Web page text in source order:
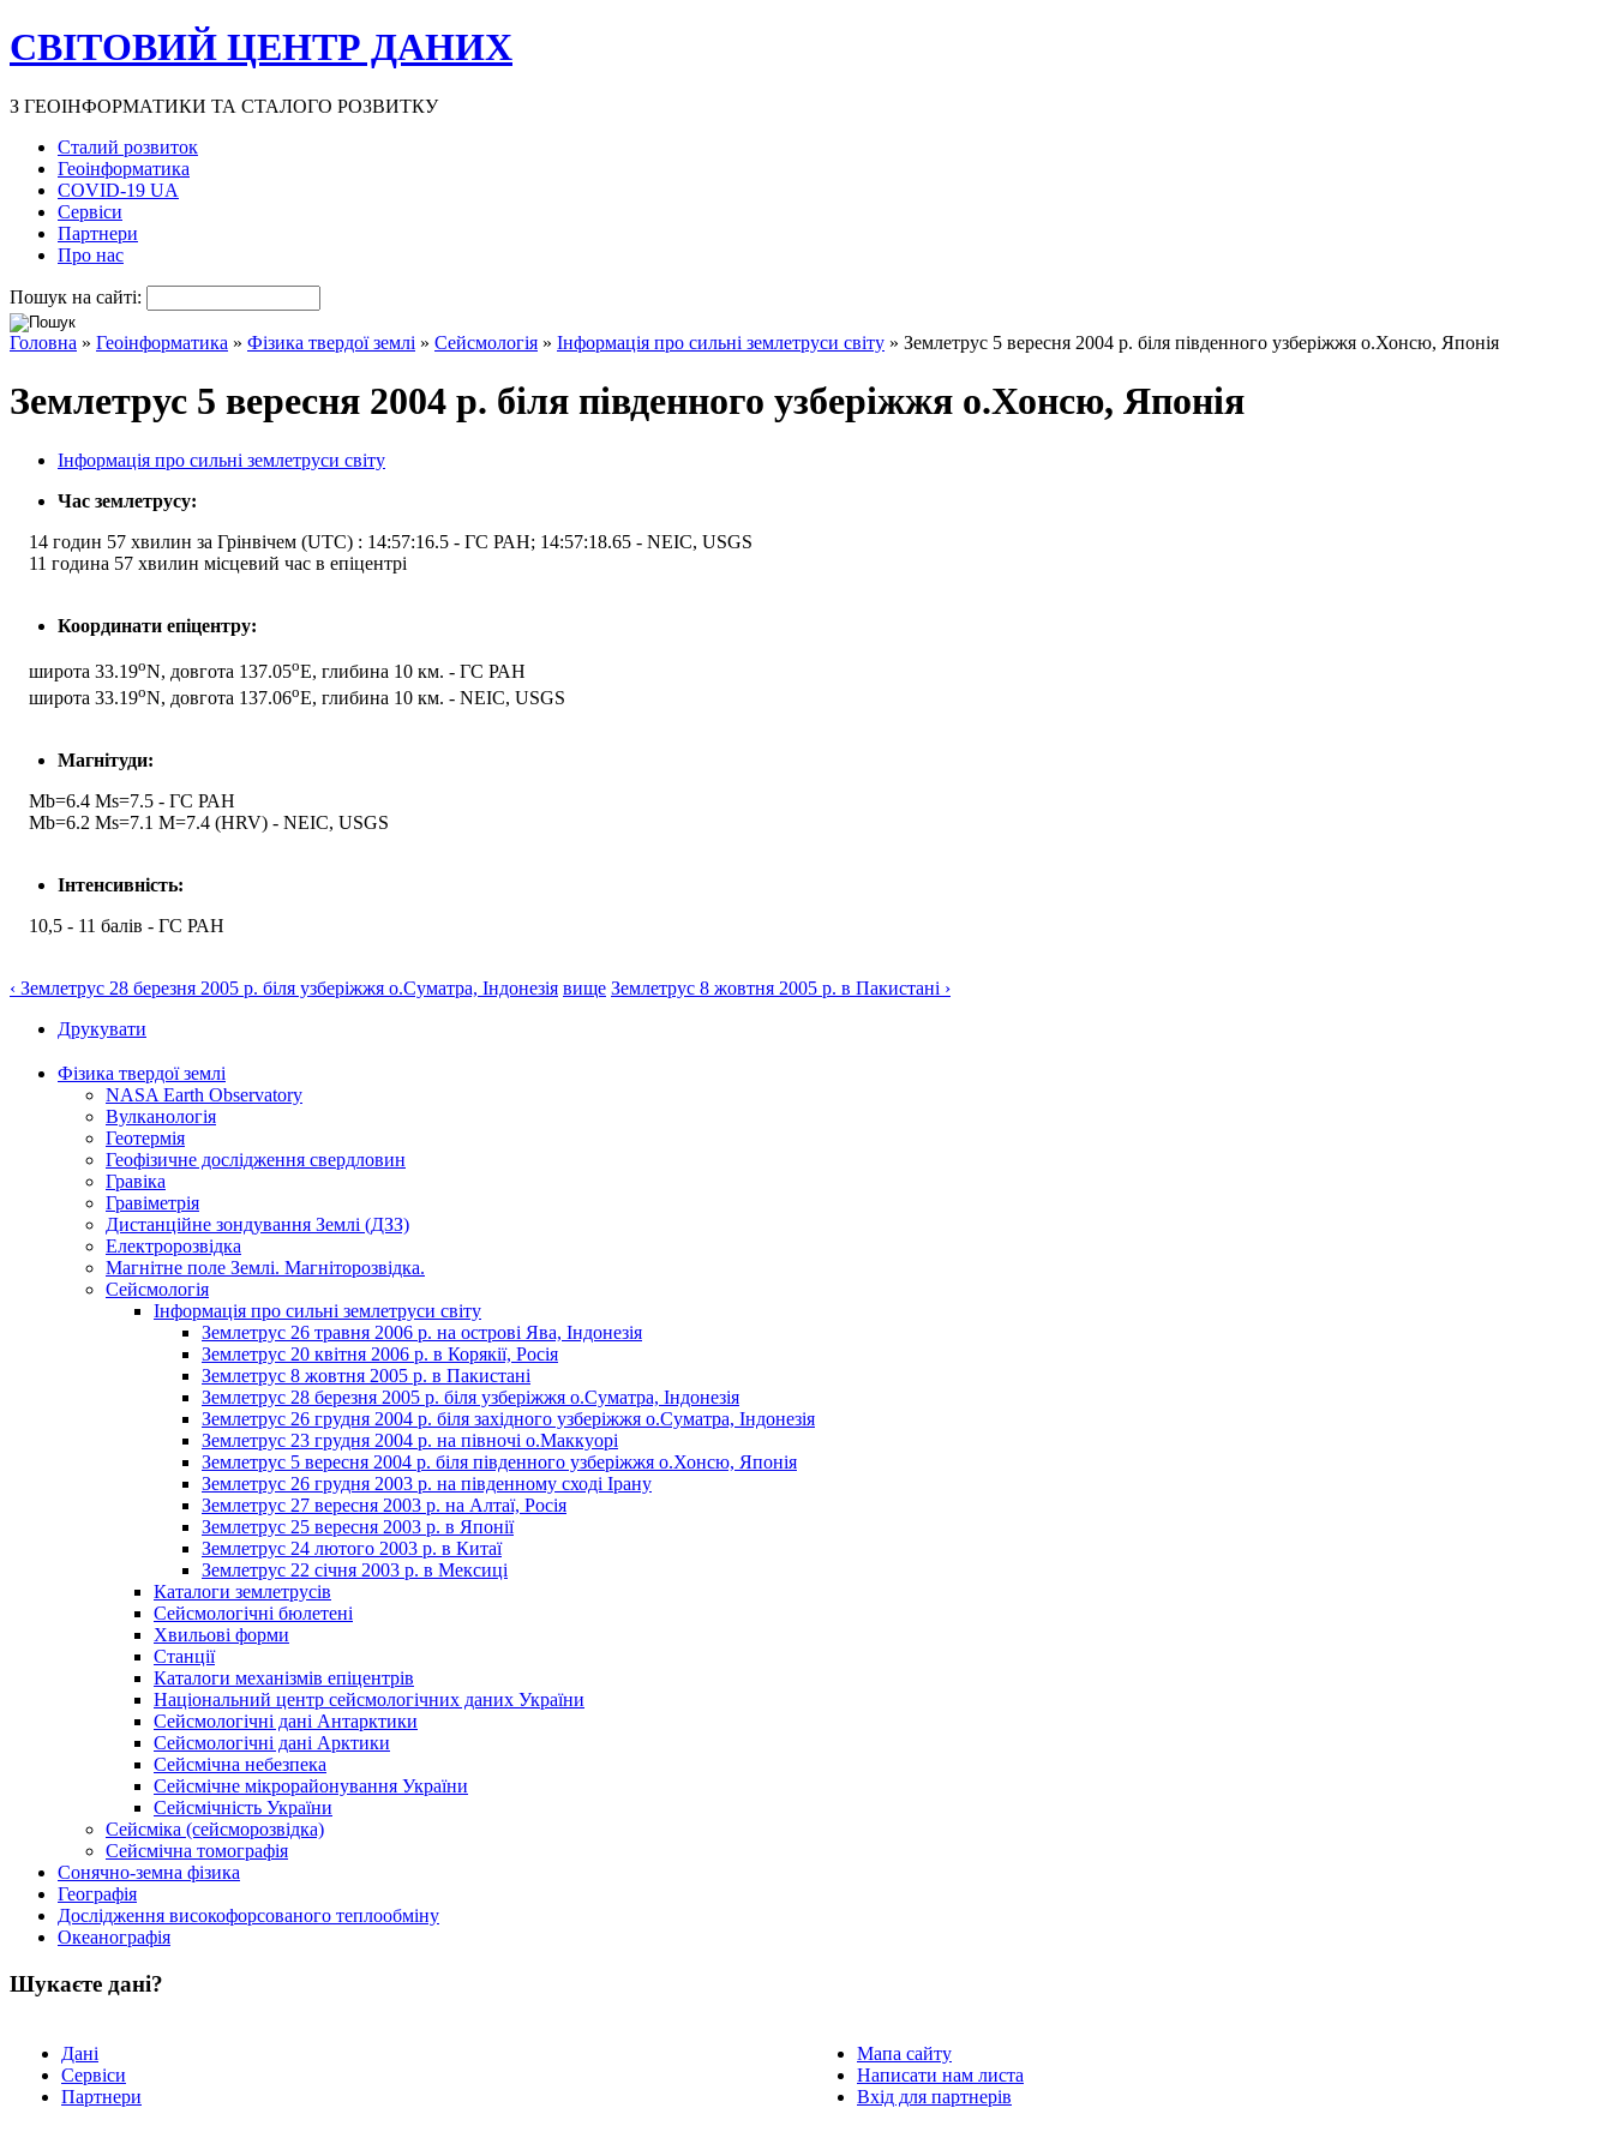
СВІТОВИЙ ЦЕНТР ДАНИХ
З ГЕОІНФОРМАТИКИ ТА СТАЛОГО РОЗВИТКУ
Сталий розвиток
Геоінформатика
COVID-19 UA
Сервіси
Партнери
Про нас
Пошук на сайті:
Головна » Геоінформатика » Фізика твердої землі » Сейсмологія » Інформація про сильні землетруси світу » Землетрус 5 вересня 2004 р. біля південного узберіжжя о.Хонсю, Японія
Землетрус 5 вересня 2004 р. біля південного узберіжжя о.Хонсю, Японія
Інформація про сильні землетруси світу
Час землетрусу:
14 годин 57 хвилин за Грінвічем (UTC) : 14:57:16.5 - ГС РАН; 14:57:18.65 - NEIC, USGS
11 година 57 хвилин місцевий час в епіцентрі
Координати епіцентру:
широта 33.19oN, довгота 137.05oE, глибина 10 км. - ГС РАН
широта 33.19oN, довгота 137.06oE, глибина 10 км. - NEIC, USGS
Магнітуди:
Mb=6.4 Ms=7.5 - ГС РАН
Mb=6.2 Ms=7.1 M=7.4 (HRV) - NEIC, USGS
Інтенсивність:
10,5 - 11 балів - ГС РАН
‹ Землетрус 28 березня 2005 р. біля узберіжжя о.Суматра, Індонезія вище Землетрус 8 жовтня 2005 р. в Пакистані ›
Друкувати
Фізика твердої землі
NASA Earth Observatory
Вулканологія
Геотермія
Геофізичне дослідження свердловин
Гравіка
Гравіметрія
Дистанційне зондування Землі (ДЗЗ)
Електророзвідка
Магнітне поле Землі. Магніторозвідка.
Сейсмологія
Інформація про сильні землетруси світу
Землетрус 26 травня 2006 р. на острові Ява, Індонезія
Землетрус 20 квітня 2006 р. в Корякії, Росія
Землетрус 8 жовтня 2005 р. в Пакистані
Землетрус 28 березня 2005 р. біля узберіжжя о.Суматра, Індонезія
Землетрус 26 грудня 2004 р. біля західного узберіжжя о.Суматра, Індонезія
Землетрус 23 грудня 2004 р. на півночі о.Маккуорі
Землетрус 5 вересня 2004 р. біля південного узберіжжя о.Хонсю, Японія
Землетрус 26 грудня 2003 р. на південному сході Ірану
Землетрус 27 вересня 2003 р. на Алтаї, Росія
Землетрус 25 вересня 2003 р. в Японії
Землетрус 24 лютого 2003 р. в Китаї
Землетрус 22 січня 2003 р. в Мексиці
Каталоги землетрусів
Сейсмологічні бюлетені
Хвильові форми
Станції
Каталоги механізмів епіцентрів
Національний центр сейсмологічних даних України
Сейсмологічні дані Антарктики
Сейсмологічні дані Арктики
Сейсмічна небезпека
Сейсмічне мікрорайонування України
Сейсмічність України
Сейсміка (сейсморозвідка)
Сейсмічна томографія
Сонячно-земна фізика
Географія
Дослідження високофорсованого теплообміну
Океанографія
Шукаєте дані?
Дані
Сервіси
Партнери
Мапа сайту
Написати нам листа
Вхід для партнерів